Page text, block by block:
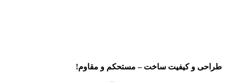
طراحی و کیفیت ساخت – مستحکم و مقاوم!